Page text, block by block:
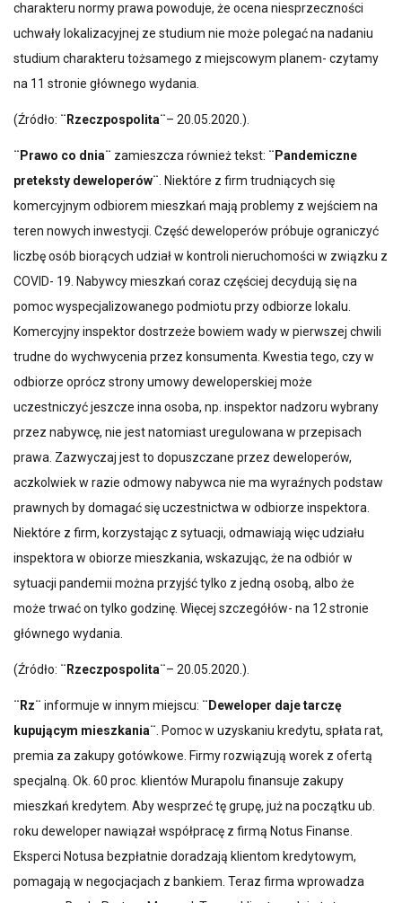
charakteru normy prawa powoduje, że ocena niesprzeczności
uchwały lokalizacyjnej ze studium nie może polegać na nadaniu
studium charakteru tożsamego z miejscowym planem- czytamy
na 11 stronie głównego wydania.
(Źródło: ¨Rzeczpospolita¨– 20.05.2020.).
¨Prawo co dnia¨ zamieszcza również tekst: ¨Pandemiczne
preteksty deweloperów¨ . Niektóre z firm trudniących się
komercyjnym odbiorem mieszkań mają problemy z wejściem na
teren nowych inwestycji. Część deweloperów próbuje ograniczyć
liczbę osób biorących udział w kontroli nieruchomości w związku z
COVID- 19. Nabywcy mieszkań coraz częściej decydują się na
pomoc wyspecjalizowanego podmiotu przy odbiorze lokalu.
Komercyjny inspektor dostrzeże bowiem wady w pierwszej chwili
trudne do wychwycenia przez konsumenta. Kwestia tego, czy w
odbiorze oprócz strony umowy deweloperskiej może
uczestniczyć jeszcze inna osoba, np. inspektor nadzoru wybrany
przez nabywcę, nie jest natomiast uregulowana w przepisach
prawa. Zazwyczaj jest to dopuszczane przez deweloperów,
aczkolwiek w razie odmowy nabywca nie ma wyraźnych podstaw
prawnych by domagać się uczestnictwa w odbiorze inspektora.
Niektóre z firm, korzystając z sytuacji, odmawiają więc udziału
inspektora w obiorze mieszkania, wskazując, że na odbiór w
sytuacji pandemii można przyjść tylko z jedną osobą, albo że
może trwać on tylko godzinę. Więcej szczegółów- na 12 stronie
głównego wydania.
(Źródło: ¨Rzeczpospolita¨– 20.05.2020.).
¨Rz¨ informuje w innym miejscu: ¨Deweloper daje tarczę
kupującym mieszkania¨ . Pomoc w uzyskaniu kredytu, spłata rat,
premia za zakupy gotówkowe. Firmy rozwiązują worek z ofertą
specjalną. Ok. 60 proc. klientów Murapolu finansuje zakupy
mieszkań kredytem. Aby wesprzeć tę grupę, już na początku ub.
roku deweloper nawiązał współpracę z firmą Notus Finanse.
Eksperci Notusa bezpłatnie doradzają klientom kredytowym,
pomagają w negocjacjach z bankiem. Teraz firma wprowadza